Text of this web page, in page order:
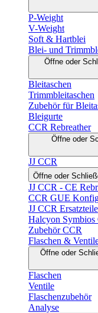
P-Weight
V-Weight
Soft & Hartblei
Blei- und
Öffne oder
Bleitaschen
Trimmbleitaschen
Zubehör für
Bleigurte
CCR Rebreather
Öffne oder
JJ CCR
Öffne oder
JJ CCR - CE
CCR GUE
JJ CCR Ersatzteile
Halcyon Symbios
Zubehör CCR
Flaschen &
Öffne oder
Flaschen
Ventile
Flaschenzubehör
Analyse